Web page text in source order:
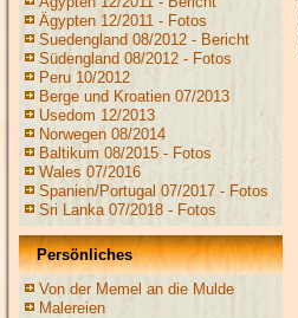
Ägypten 12/2011 - Fotos
Suedengland 08/2012 - Bericht
Südengland 08/2012 - Fotos
Peru 10/2012
Berge und Kroatien 07/2013
Usedom 12/2013
Norwegen 08/2014
Baltikum 08/2015 - Fotos
Wales 07/2016
Spanien/Portugal 07/2017 - Fotos
Sri Lanka 07/2018 - Fotos
Persönliches
Von der Memel an die Mulde
Malereien